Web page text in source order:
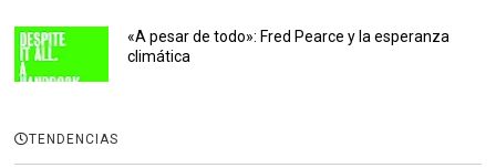
«A pesar de todo»: Fred Pearce y la esperanza
climática
TENDENCIAS